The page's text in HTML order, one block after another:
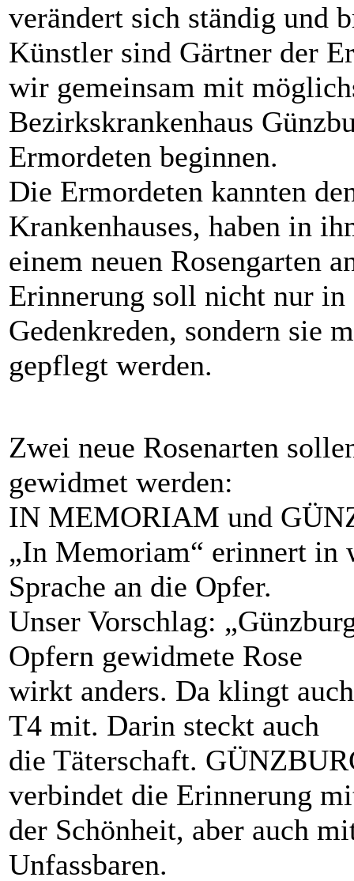
verändert sich ständig und
Künstler sind Gärtner der
wir gemeinsam mit
Bezirkskrankenhaus
Ermordeten beginnen.
Die Ermordeten kannten
Krankenhauses, haben in
einem neuen Rosengarten
Erinnerung soll nicht nur in
Gedenkreden, sondern sie
gepflegt werden.
Zwei neue Rosenarten
gewidmet werden:
IN MEMORIAM und
„In Memoriam“ erinnert in
Sprache an die Opfer.
Unser Vorschlag:
Opfern gewidmete Rose
wirkt anders. Da klingt
T4 mit. Darin steckt auch
die Täterschaft.
verbindet die Erinnerung
der Schönheit, aber auch
Unfassbaren.